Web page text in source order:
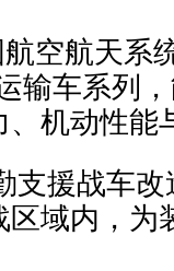
空航天系
输车系列
机动性能
支援战车
域内，为